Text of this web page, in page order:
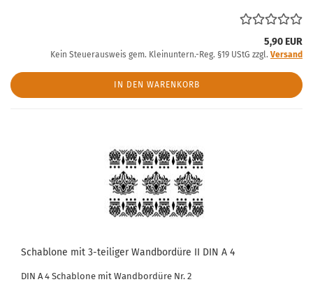
5,90 EUR
Kein Steuerausweis gem. Kleinuntern.-Reg. §19 UStG zzgl. Versand
IN DEN WARENKORB
Schablone mit 3-teiliger Wandbordüre II DIN A 4
DIN A 4 Schablone mit Wandbordüre Nr. 2